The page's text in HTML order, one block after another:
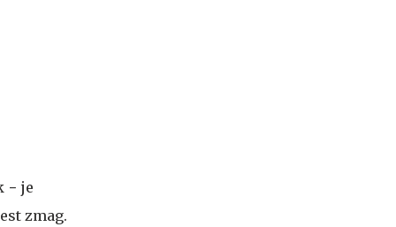
− je
zmag.